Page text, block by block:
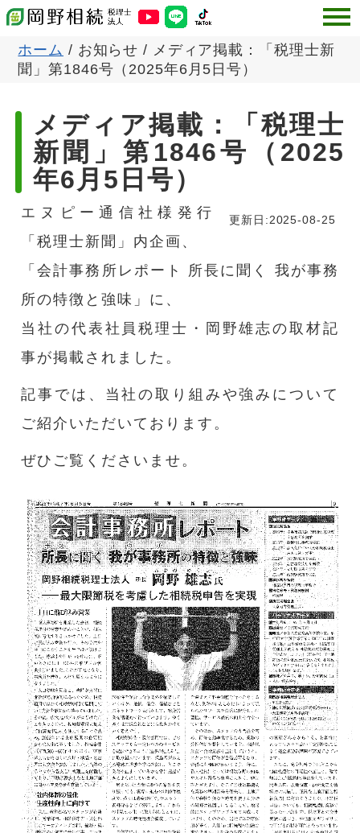
ホーム / お知らせ / メディア掲載：「税理士新
聞」第1846号（2025年6月5日号）
メディア掲載：「税理士
新聞」第1846号（2025
年6月5日号）
更新日:2025-08-25
エヌピー通信社様発行
「税理士新聞」内企画、
「会計事務所レポート 所長に聞く 我が事務
所の特徴と強味」に、
当社の代表社員税理士・岡野雄志の取材記
事が掲載されました。
記事では、当社の取り組みや強みについて
ご紹介いただいております。
ぜひご覧くださいませ。
↓クリックして記事を読む